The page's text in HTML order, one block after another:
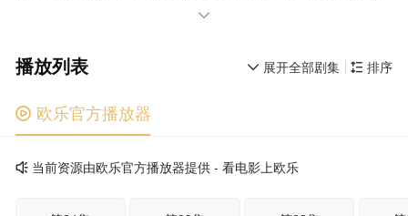
搭档，守护人界与灵界的平衡。三人组在平凡日子里化解了多起异
谋回归现实。幻海市恢复宁静，444号便利店继续营业，但新的异

 排序
 展开全部剧集
播放列表
 欧乐官方播放器
当前资源由欧乐官方播放器提供 - 看电影上欧乐